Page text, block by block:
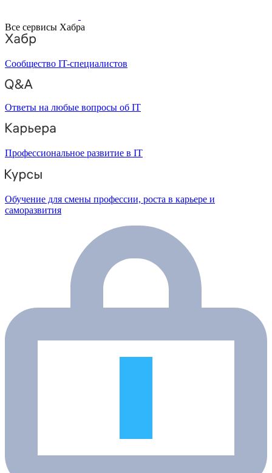
Все сервисы Хабра
Сообщество IT-специалистов
Ответы на любые вопросы об IT
Профессиональное развитие в IT
Обучение для смены профессии, роста в карьере и
саморазвития